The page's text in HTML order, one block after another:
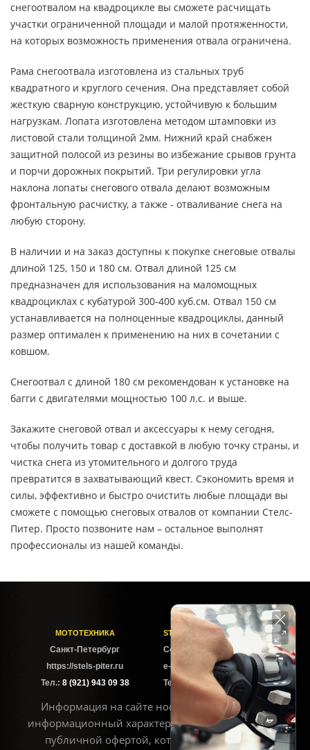
снегоотвалом на квадроцикле вы сможете расчищать
участки ограниченной площади и малой протяженности,
на которых возможность применения отвала ограничена.
Рама снегоотвала изготовлена из стальных труб
квадратного и круглого сечения. Она представляет собой
жесткую сварную конструкцию, устойчивую к большим
нагрузкам. Лопата изготовлена методом штамповки из
листовой стали толщиной 2мм. Нижний край снабжен
защитной полосой из резины во избежание срывов грунта
и порчи дорожных покрытий. Три регулировки угла
наклона лопаты снегового отвала делают возможным
фронтальную расчистку, а также - отваливание снега на
любую сторону.
В наличии и на заказ доступны к покупке снеговые отвалы
длиной 125, 150 и 180 см. Отвал длиной 125 см
предназначен для использования на маломощных
квадроциклах с кубатурой 300-400 куб.см. Отвал 150 см
устанавливается на полноценные квадроциклы, данный
размер оптимален к применению на них в сочетании с
ковшом.
Снегоотвал с длиной 180 см рекомендован к установке на
багги с двигателями мощностью 100 л.с. и выше.
Закажите снеговой отвал и аксессуары к нему сегодня,
чтобы получить товар с доставкой в любую точку страны, и
чистка снега из утомительного и долгого труда
превратится в захватывающий квест. Сэкономить время и
силы, эффективно и быстро очистить любые площади вы
сможете с помощью снеговых отвалов от компании Стелс-
Питер. Просто позвоните нам – остальное выполнят
профессионалы из нашей команды.
МОТОТЕХНИКА
Cанкт-Петербург
https://stels-piter.ru
Тел.: 8 (921) 943 09 38
STELS-PITER СОФИЙСКАЯ
Софийская ул. 6Б
e-mail: sales@stels-piter.ru
Тел.:8 (921) 943 09 38
Информация на сайте носит исключительно
информационный характер и не может считаться
публичной офертой, которая определяется